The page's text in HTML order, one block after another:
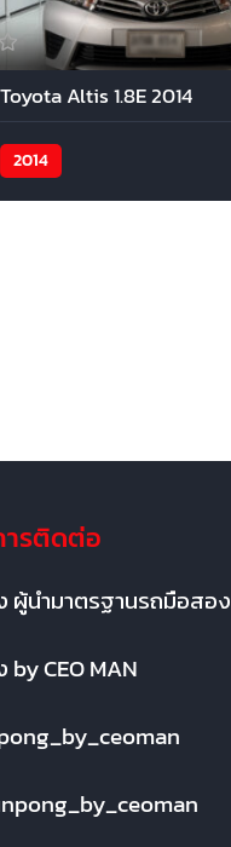
Toyota Altis 1.8E 2014
2014
รติดต่อ
นำมาตรฐานรถมือสอง
CEO MAN